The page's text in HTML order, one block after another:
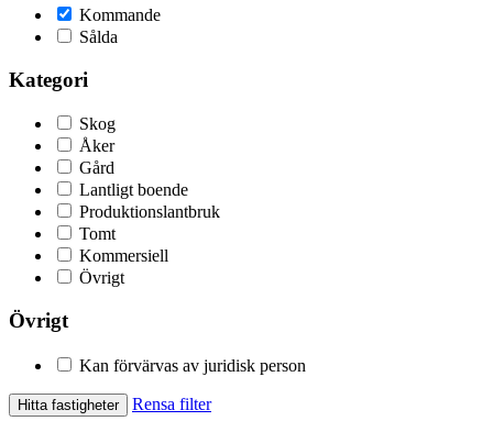
Kommande
Sålda
Kategori
Skog
Åker
Gård
Lantligt boende
Produktionslantbruk
Tomt
Kommersiell
Övrigt
Övrigt
Kan förvärvas av juridisk person
Hitta fastigheter Rensa filter